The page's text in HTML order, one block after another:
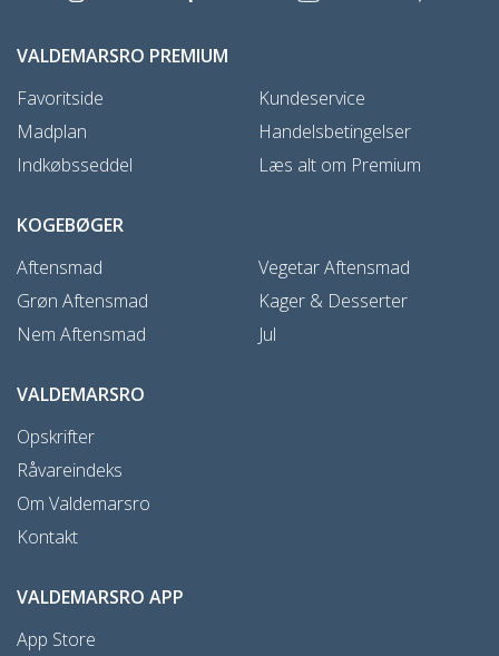
VALDEMARSRO PREMIUM
Favoritside
Madplan
Indkøbsseddel
Kundeservice
Handelsbetingelser
Læs alt om Premium
KOGEBØGER
Aftensmad
Grøn Aftensmad
Nem Aftensmad
Vegetar Aftensmad
Kager & Desserter
Jul
VALDEMARSRO
Opskrifter
Råvareindeks
Om Valdemarsro
Kontakt
VALDEMARSRO APP
App Store